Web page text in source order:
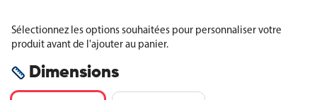
Sélectionnez les options souhaitées pour personnaliser votre
produit avant de l'ajouter au panier.
Dimensions